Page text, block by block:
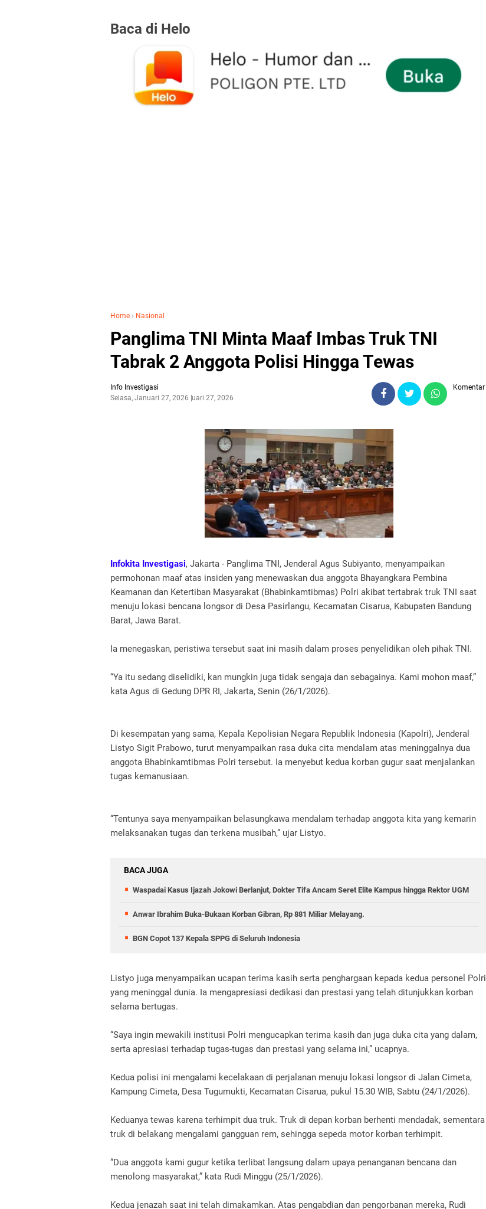
Baca di Helo
Home › Nasional
Panglima TNI Minta Maaf Imbas Truk TNI
Tabrak 2 Anggota Polisi Hingga Tewas
Info Investigasi
Selasa, Januari 27, 2026Januari 27, 2026
Komentar
Infokita Investigasi, Jakarta - Panglima TNI, Jenderal Agus Subiyanto, menyampaikan
permohonan maaf atas insiden yang menewaskan dua anggota Bhayangkara Pembina
Keamanan dan Ketertiban Masyarakat (Bhabinkamtibmas) Polri akibat tertabrak truk TNI saat
menuju lokasi bencana longsor di Desa Pasirlangu, Kecamatan Cisarua, Kabupaten Bandung
Barat, Jawa Barat.
Ia menegaskan, peristiwa tersebut saat ini masih dalam proses penyelidikan oleh pihak TNI.
“Ya itu sedang diselidiki, kan mungkin juga tidak sengaja dan sebagainya. Kami mohon maaf,”
kata Agus di Gedung DPR RI, Jakarta, Senin (26/1/2026).
Di kesempatan yang sama, Kepala Kepolisian Negara Republik Indonesia (Kapolri), Jenderal
Listyo Sigit Prabowo, turut menyampaikan rasa duka cita mendalam atas meninggalnya dua
anggota Bhabinkamtibmas Polri tersebut. Ia menyebut kedua korban gugur saat menjalankan
tugas kemanusiaan.
“Tentunya saya menyampaikan belasungkawa mendalam terhadap anggota kita yang kemarin
melaksanakan tugas dan terkena musibah,” ujar Listyo.
BACA JUGA
Waspadai Kasus Ijazah Jokowi Berlanjut, Dokter Tifa Ancam Seret Elite Kampus hingga Rektor UGM
Anwar Ibrahim Buka-Bukaan Korban Gibran, Rp 881 Miliar Melayang.
BGN Copot 137 Kepala SPPG di Seluruh Indonesia
Listyo juga menyampaikan ucapan terima kasih serta penghargaan kepada kedua personel Polri
yang meninggal dunia. Ia mengapresiasi dedikasi dan prestasi yang telah ditunjukkan korban
selama bertugas.
“Saya ingin mewakili institusi Polri mengucapkan terima kasih dan juga duka cita yang dalam,
serta apresiasi terhadap tugas-tugas dan prestasi yang selama ini,” ucapnya.
Kedua polisi ini mengalami kecelakaan di perjalanan menuju lokasi longsor di Jalan Cimeta,
Kampung Cimeta, Desa Tugumukti, Kecamatan Cisarua, pukul 15.30 WIB, Sabtu (24/1/2026).
Keduanya tewas karena terhimpit dua truk. Truk di depan korban berhenti mendadak, sementara
truk di belakang mengalami gangguan rem, sehingga sepeda motor korban terhimpit.
“Dua anggota kami gugur ketika terlibat langsung dalam upaya penanganan bencana dan
menolong masyarakat,” kata Rudi Minggu (25/1/2026).
Kedua jenazah saat ini telah dimakamkan. Atas pengabdian dan pengorbanan mereka, Rudi